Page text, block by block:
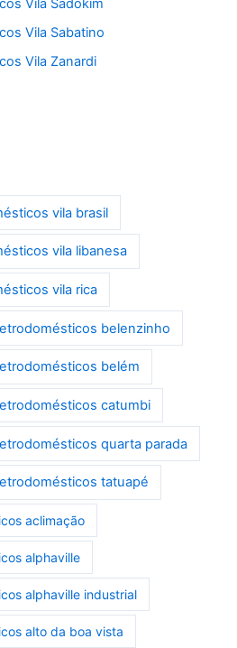
Vila Sadokim
Vila Sabatino
Vila Zanardi
vila brasil
vila libanesa
vila rica
belenzinho
belém
catumbi
quarta parada
tatuapé
aclimação
alphaville
alphaville industrial
alto da boa vista